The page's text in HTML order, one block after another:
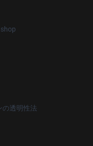
の透明性法